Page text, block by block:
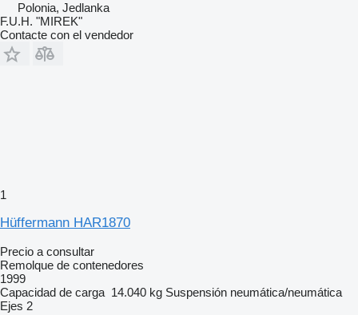
Polonia, Jedlanka
F.U.H. "MIREK"
Contacte con el vendedor
1
Hüffermann HAR1870
Precio a consultar
Remolque de contenedores
1999
Capacidad de carga 14.040 kg Suspensión neumática/neumática
Ejes 2